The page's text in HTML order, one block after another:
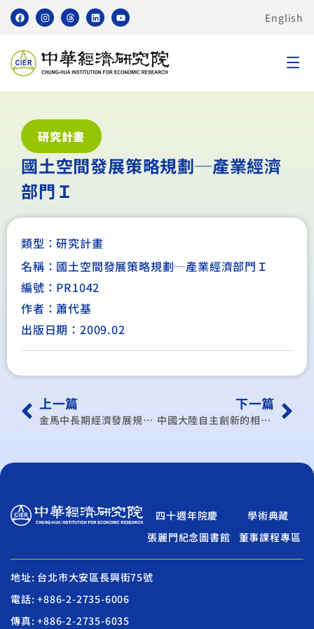
English
研究計畫
國土空間發展策略規劃─產業經濟
部門Ｉ
類型：研究計畫
名稱：國土空間發展策略規劃─產業經濟部門Ｉ
編號：PR1042
作者：蕭代基
出版日期：2009.02
上一篇
金馬中長期經濟發展規劃: 金門篇
下一篇
中國大陸自主創新的相關發展與台灣的對策
四十週年院慶
學術典藏
張麗門紀念圖書館
董事課程專區
地址: 台北市大安區長興街75號
電話: +886-2-2735-6006
傳真: +886-2-2735-6035